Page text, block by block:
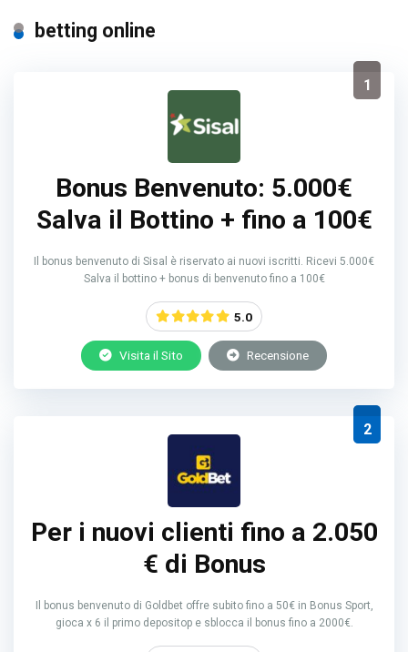
betting online
1
Bonus Benvenuto: 5.000€
Salva il Bottino + fino a 100€
Il bonus benvenuto di Sisal è riservato ai nuovi iscritti. Ricevi 5.000€
Salva il bottino + bonus di benvenuto fino a 100€
5.0
Visita il Sito Recensione
2
Per i nuovi clienti fino a 2.050
€ di Bonus
Il bonus benvenuto di Goldbet offre subito fino a 50€ in Bonus Sport,
gioca x 6 il primo depositop e sblocca il bonus fino a 2000€.